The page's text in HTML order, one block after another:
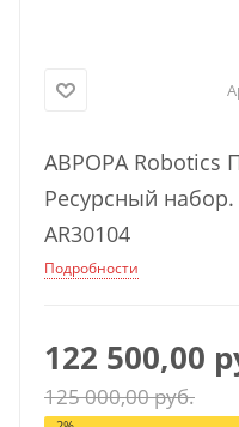
АВРОРА Robotics
Ресурсный набор.
AR30104
Подробности
122 500,00
125 000,00руб.